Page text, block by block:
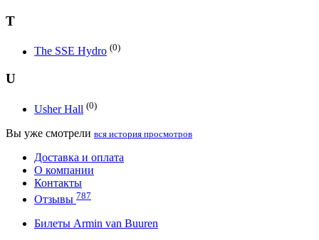
T
The SSE Hydro (0)
U
Usher Hall (0)
Вы уже смотрели вся история просмотров
Доставка и оплата
О компании
Контакты
Отзывы 787
Билеты Armin van Buuren